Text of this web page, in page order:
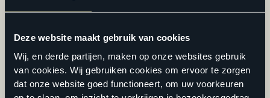
Deze website maakt gebruik van cookies
Wij, en derde partijen, maken op onze websites gebruik
van cookies. Wij gebruiken cookies om ervoor te zorgen
dat onze website goed functioneert, om uw voorkeuren
die niet alleen functioneel is, maar ook het authentieke
natuurlijke tekeningen en structuren van moderne pvc vloeren
komen het best tot hun recht op een perfect voorbereide
ondergrond.